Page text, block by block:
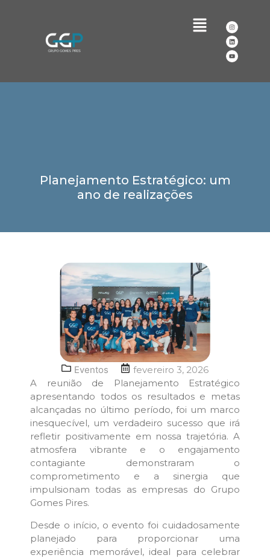
Planejamento Estratégico: um
ano de realizações
Eventos
fevereiro 3, 2026
A reunião de Planejamento Estratégico
apresentando todos os resultados e metas
alcançadas no último período, foi um marco
inesquecível, um verdadeiro sucesso que irá
refletir positivamente em nossa trajetória. A
atmosfera vibrante e o engajamento
contagiante demonstraram o
comprometimento e a sinergia que
impulsionam todas as empresas do Grupo
Gomes Pires.
Desde o início, o evento foi cuidadosamente
planejado para proporcionar uma
experiência memorável, ideal para celebrar